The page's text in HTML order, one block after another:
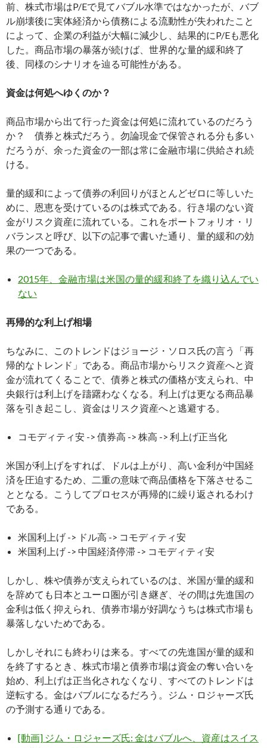
前、株式市場はP/Eで見てバブル水準ではなかったが、バブ
ル崩壊後に実体経済から債務による流動性が失われたこと
によって、企業の利益が大幅に減少し、結果的にP/Eも悪化
した。商品市場の暴落が続けば、世界的な量的緩和終了
後、同様のシナリオを辿る可能性がある。
資金は何処へゆくのか？
商品市場から出て行った資金は何処に流れているのだろう
か？ 債券と株式だろう。勿論現金で保管される分も多い
だろうが、余った資金の一部は常に金融市場に供給され続
ける。
量的緩和によって債券の利回りがほとんどゼロに等しいた
めに、恩恵を受けているのは株式である。行き場のない資
金がリスク資産に流れている。これをポートフォリオ・リ
バランスと呼び、以下の記事で書いた通り、量的緩和の効
果の一つである。
2015年、金融市場は米国の量的緩和終了を織り込んでい
ない
再帰的な利上げ相場
ちなみに、このトレンドはジョージ・ソロス氏の言う「再
帰的なトレンド」である。商品市場からリスク資産へと資
金が流れてくることで、債券と株式の価格が支えられ、中
央銀行は利上げを躊躇わなくなる。利上げは更なる商品暴
落を引き起こし、資金はリスク資産へと逃避する。
コモディティ安 -> 債券高 -> 株高 -> 利上げ正当化
米国が利上げをすれば、ドルは上がり、高い金利が中国経
済を圧迫するため、二重の意味で商品価格を下落させるこ
ととなる。こうしてプロセスが再帰的に繰り返されるわけ
である。
米国利上げ -> ドル高 -> コモディティ安
米国利上げ -> 中国経済停滞 -> コモディティ安
しかし、株や債券が支えられているのは、米国が量的緩和
を辞めても日本とユーロ圏が引き継ぎ、その間は先進国の
金利は低く抑えられ、債券市場が好調なうちは株式市場も
暴落しないためである。
しかしそれにも終わりは来る。すべての先進国が量的緩和
を終了するとき、株式市場と債券市場は資金の奪い合いを
始め、利上げは正当化されなくなり、すべてのトレンドは
逆転する。金はバブルになるだろう。ジム・ロジャーズ氏
の予測する通りである。
[動画] ジム・ロジャーズ氏: 金はバブルへ、資産はスイス